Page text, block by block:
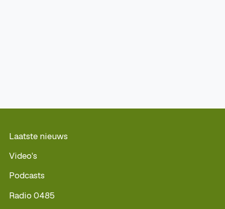
Laatste nieuws
Video's
Podcasts
Radio 0485